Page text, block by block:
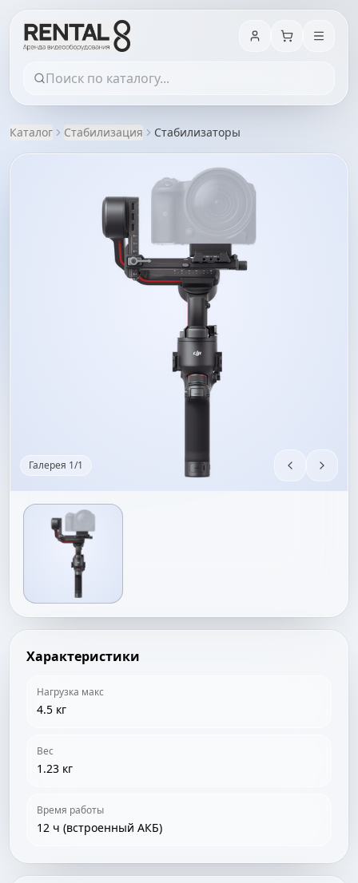
Каталог Стабилизация Стабилизаторы
Галерея 1/1
Характеристики
Нагрузка макс
4.5 кг
Вес
1.23 кг
Время работы
12 ч (встроенный АКБ)